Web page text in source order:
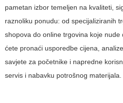
pametan izbor temeljen na kvaliteti,
raznoliku ponudu: od specijaliziranih
shopova do online trgovina koje nude
ćete pronaći usporedbe cijena,
savjete za početnike i napredne
servis i nabavku potrošnog materijala.